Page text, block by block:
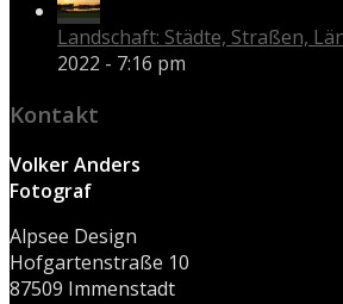
Landschaft: Städte, Straßen,
2022 - 7:16 pm
Kontakt
Volker Anders
Fotograf
Alpsee Design
Hofgartenstraße 10
87509 Immenstadt